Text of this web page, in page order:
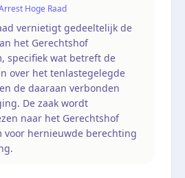
Hoge Raad
vernietigt gedeeltelijk de
het Gerechtshof
specifiek wat betreft de
over het tenlastegelegde
de daaraan verbonden
De zaak wordt
naar het Gerechtshof
voor hernieuwde berechting